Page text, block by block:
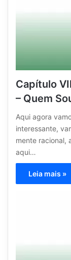
Capítulo
– Quem
Aqui agora
interessante,
mente racional,
aqui…
Leia mais »